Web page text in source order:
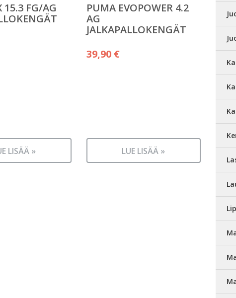
15.3 FG/AG
LISÄÄ »
PUMA EVOPOWER 4.2
AG
JALKAPALLOKENGÄT
39,90 €
LUE LISÄÄ »